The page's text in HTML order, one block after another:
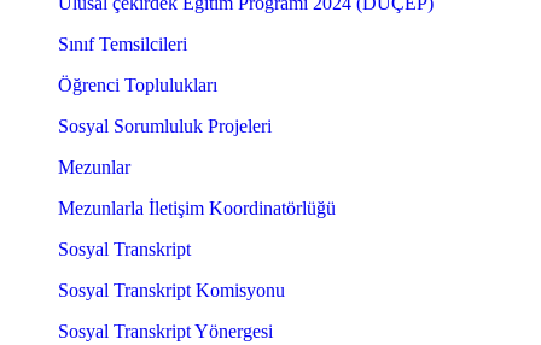
Sınıf Temsilcileri
Öğrenci Toplulukları
Sosyal Sorumluluk Projeleri
Mezunlar
Mezunlarla İletişim Koordinatörlüğü
Sosyal Transkript
Sosyal Transkript Komisyonu
Sosyal Transkript Yönergesi